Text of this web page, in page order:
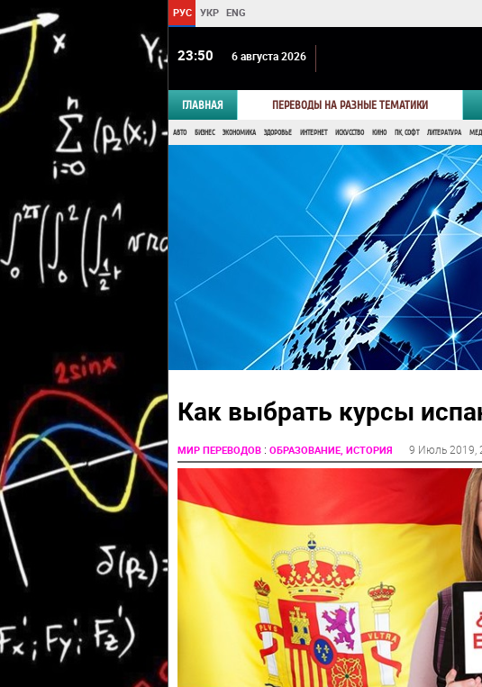
РУС УКР ENG
23 50 6 августа 2026
ГЛАВНАЯ ПЕРЕВОДЫ НА РАЗНЫЕ ТЕМАТИКИ
АВТО БИЗНЕС ЭКОНОМИКА ЗДОРОВЬЕ ИНТЕРНЕТ ИСКУССТВО КИНО ПК, СОФТ ЛИТЕРАТУРА
Как выбрать курсы
МИР ПЕРЕВОДОВ: ОБРАЗОВАНИЕ, ИСТОРИЯ 9 Июль 2019